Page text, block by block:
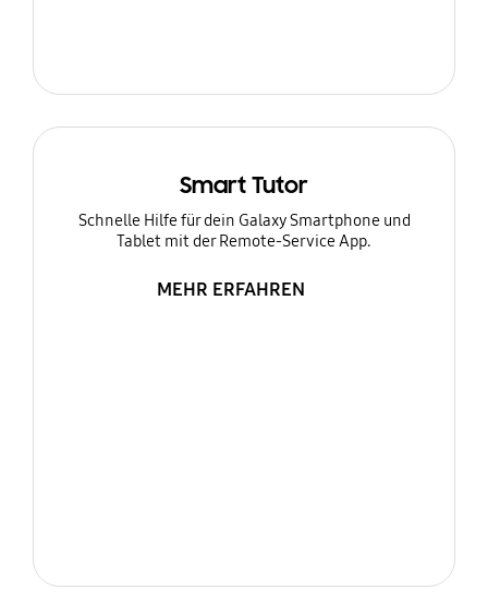
Smart Tutor
Schnelle Hilfe für dein Galaxy Smartphone und
Tablet mit der Remote-Service App.
MEHR ERFAHREN